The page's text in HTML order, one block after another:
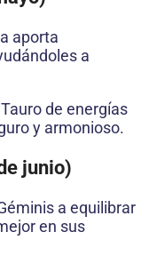
aporta
a
de energías
y armonioso.
junio)
a equilibrar
en sus